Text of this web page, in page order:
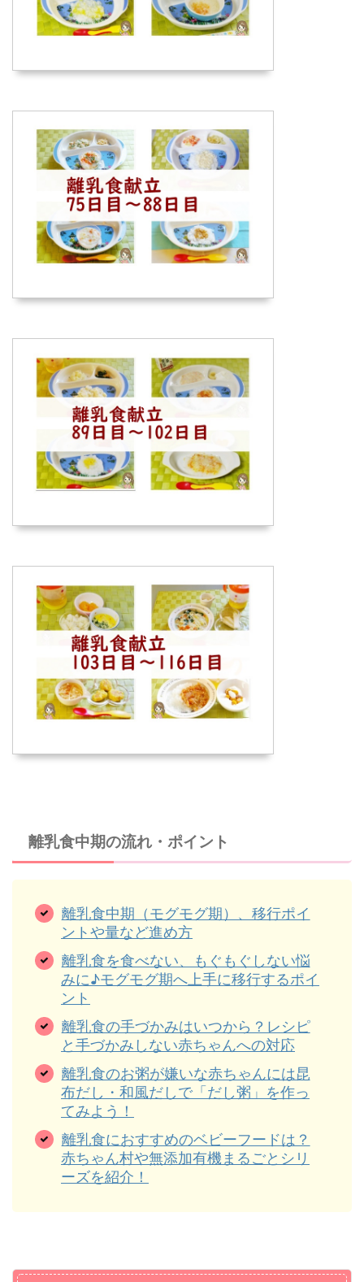
離乳食中期の流れ・ポイント
離乳食中期（モグモグ期）、移行ポイ
ントや量など進め方
離乳食を食べない、もぐもぐしない悩
みに♪モグモグ期へ上手に移行するポイ
ント
離乳食の手づかみはいつから？レシピ
と手づかみしない赤ちゃんへの対応
離乳食のお粥が嫌いな赤ちゃんには昆
布だし・和風だしで「だし粥」を作っ
てみよう！
離乳食におすすめのベビーフードは？
赤ちゃん村や無添加有機まるごとシリ
ーズを紹介！